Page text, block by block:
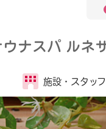
ウナスパ ルネ
施設・ スタッ